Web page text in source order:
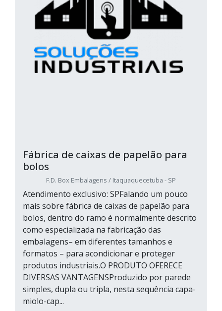
Fábrica de caixas de papelão para
bolos
F.D. Box Embalagens / Itaquaquecetuba - SP
Atendimento exclusivo: SPFalando um pouco
mais sobre fábrica de caixas de papelão para
bolos, dentro do ramo é normalmente descrito
como especializada na fabricação das
embalagens– em diferentes tamanhos e
formatos – para acondicionar e proteger
produtos industriais.O PRODUTO OFERECE
DIVERSAS VANTAGENSProduzido por parede
simples, dupla ou tripla, nesta sequência capa-
miolo-cap...